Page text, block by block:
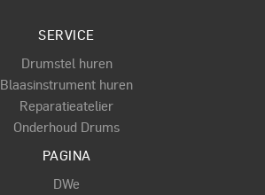
SERVICE
Drumstel huren
Blaasinstrument huren
Reparatieatelier
Onderhoud Drums
PAGINA
DWe